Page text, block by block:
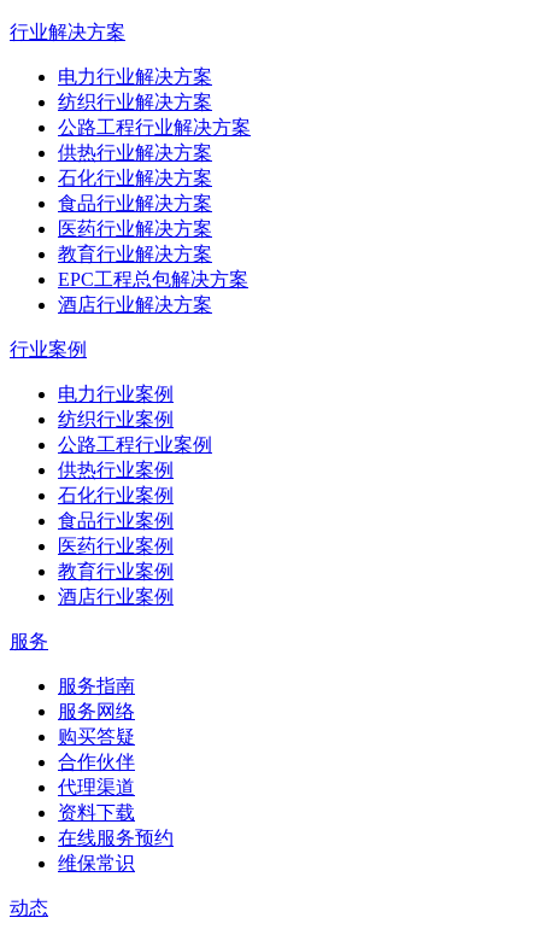
行业解决方案
电力行业解决方案
纺织行业解决方案
公路工程行业解决方案
供热行业解决方案
石化行业解决方案
食品行业解决方案
医药行业解决方案
教育行业解决方案
EPC工程总包解决方案
酒店行业解决方案
行业案例
电力行业案例
纺织行业案例
公路工程行业案例
供热行业案例
石化行业案例
食品行业案例
医药行业案例
教育行业案例
酒店行业案例
服务
服务指南
服务网络
购买答疑
合作伙伴
代理渠道
资料下载
在线服务预约
维保常识
动态